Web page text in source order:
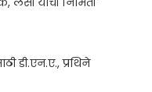
डी.एन.ए., प्रथिने